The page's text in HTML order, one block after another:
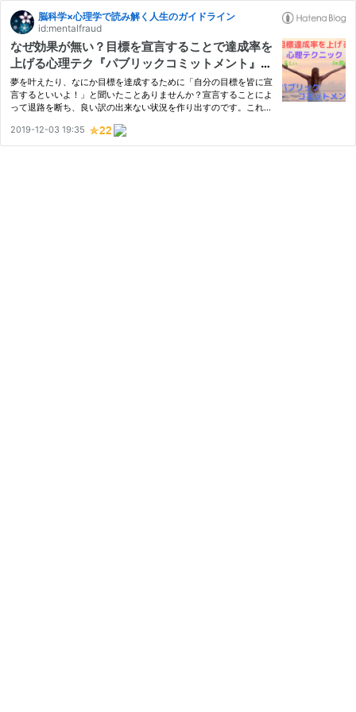
脳科学×心理学で読み解く人生のガイドライン
id:mentalfraud
なぜ効果が無い？目標を宣言することで達成率を
上げる心理テク『パブリックコミットメント』の
正しいやり方とは
夢を叶えたり、なにか目標を達成するために「自分の目標を皆に宣
言するといいよ！」と聞いたことありませんか？宣言することによ
って退路を断ち、良い訳の出来ない状況を作り出すのです。これに
メント』と言います。日本語に訳すと『大衆への公約』といった…
2019-12-03 19:35